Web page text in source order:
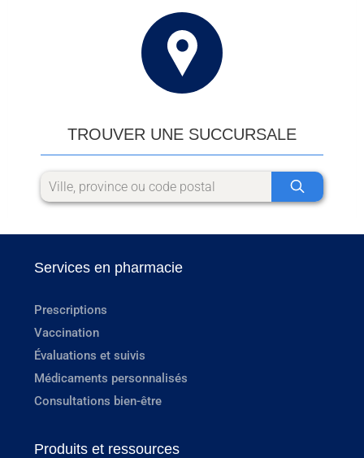
TROUVER UNE SUCCURSALE
Services en pharmacie
Prescriptions
Vaccination
Évaluations et suivis
Médicaments personnalisés
Consultations bien-être
Produits et ressources